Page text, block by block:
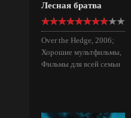
Лесная братва
Over the Hedge, 2006;
Хорошие мультфильмы,
Фильмы для всей семьи